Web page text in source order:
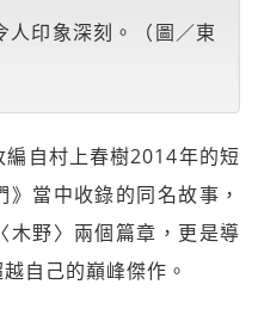
人印象深刻。（圖／東
編自村上春樹2014年的短
當中收錄的同名故事，
木野〉兩個篇章，更是導
自己的巔峰傑作。